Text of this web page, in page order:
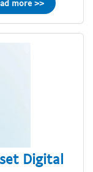
more >>
Digital